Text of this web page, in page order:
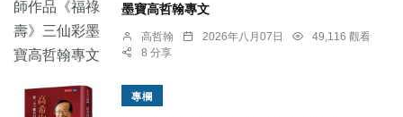
墨寶高哲翰專文
高哲翰 2026年八月07日
49,116 觀看
8 分享
專欄